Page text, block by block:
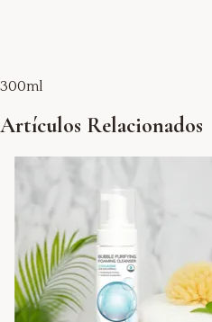
300ml
Artículos Relacionados